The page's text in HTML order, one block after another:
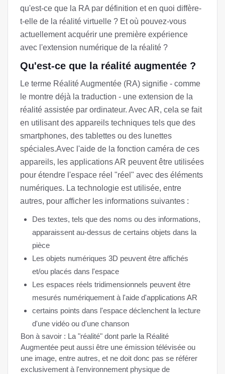
qu'est-ce que la RA par définition et en quoi diffère-
t-elle de la réalité virtuelle ? Et où pouvez-vous
actuellement acquérir une première expérience
avec l'extension numérique de la réalité ?
Qu'est-ce que la réalité augmentée ?
Le terme Réalité Augmentée (RA) signifie - comme
le montre déjà la traduction - une extension de la
réalité assistée par ordinateur. Avec AR, cela se fait
en utilisant des appareils techniques tels que des
smartphones, des tablettes ou des lunettes
spéciales.Avec l'aide de la fonction caméra de ces
appareils, les applications AR peuvent être utilisées
pour étendre l'espace réel "réel" avec des éléments
numériques. La technologie est utilisée, entre
autres, pour afficher les informations suivantes :
Des textes, tels que des noms ou des informations,
apparaissent au-dessus de certains objets dans la
pièce
Les objets numériques 3D peuvent être affichés
et/ou placés dans l'espace
Les espaces réels tridimensionnels peuvent être
mesurés numériquement à l'aide d'applications AR
certains points dans l'espace déclenchent la lecture
d'une vidéo ou d'une chanson
Bon à savoir : La "réalité" dont parle la Réalité
Augmentée peut aussi être une émission télévisée ou
une image, entre autres, et ne doit donc pas se référer
exclusivement à l'environnement physique de